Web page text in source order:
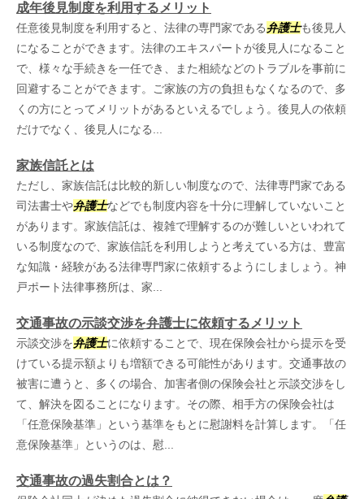
成年後見制度を利用するメリット
任意後見制度を利用すると、法律の専門家である弁護士も後見人
になることができます。法律のエキスパートが後見人になること
で、様々な手続きを一任でき、また相続などのトラブルを事前に
回避することができます。ご家族の方の負担もなくなるので、多
くの方にとってメリットがあるといえるでしょう。後見人の依頼
だけでなく、後見人になる...
家族信託とは
ただし、家族信託は比較的新しい制度なので、法律専門家である
司法書士や弁護士などでも制度内容を十分に理解していないこと
があります。家族信託は、複雑で理解するのが難しいといわれて
いる制度なので、家族信託を利用しようと考えている方は、豊富
な知識・経験がある法律専門家に依頼するようにしましょう。神
戸ポート法律事務所は、家...
交通事故の示談交渉を弁護士に依頼するメリット
示談交渉を弁護士に依頼することで、現在保険会社から提示を受
けている提示額よりも増額できる可能性があります。交通事故の
被害に遭うと、多くの場合、加害者側の保険会社と示談交渉をし
て、解決を図ることになります。その際、相手方の保険会社は
「任意保険基準」という基準をもとに慰謝料を計算します。「任
意保険基準」というのは、慰...
交通事故の過失割合とは？